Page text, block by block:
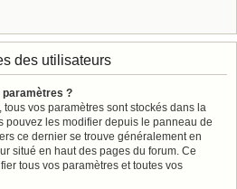
des utilisateurs
paramètres ?
vos paramètres sont stockés dans la
pouvez les modifier depuis le panneau de
ce dernier se trouve généralement en
situé en haut des pages du forum. Ce
tous vos paramètres et toutes vos